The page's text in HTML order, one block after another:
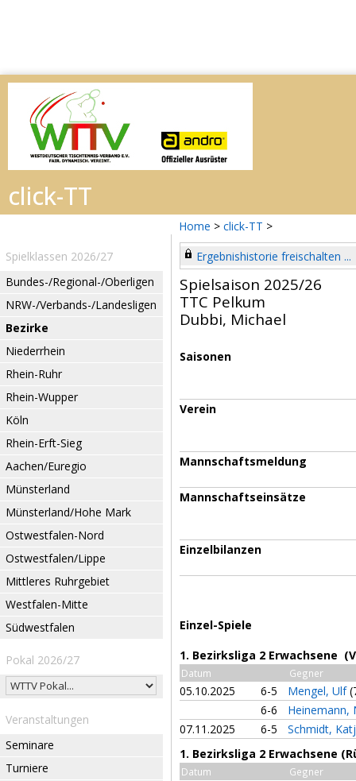
Home > click-TT >
Spielklassen 2026/27
Bundes-/Regional-/Oberligen
NRW-/Verbands-/Landesligen
Bezirke
Niederrhein
Rhein-Ruhr
Rhein-Wupper
Köln
Rhein-Erft-Sieg
Aachen/Euregio
Münsterland
Münsterland/Hohe Mark
Ostwestfalen-Nord
Ostwestfalen/Lippe
Mittleres Ruhrgebiet
Westfalen-Mitte
Südwestfalen
Pokal 2026/27
Veranstaltungen
Seminare
Turniere
Ergebnishistorie freischalten ...
Spielsaison 2025/26
TTC Pelkum
Dubbi, Michael
Saisonen
Verein
Mannschaftsmeldung
Mannschaftseinsätze
Einzelbilanzen
Einzel-Spiele
1. Bezirksliga 2 Erwachsene
Datum Gegner
05.10.2025 6-5 Mengel, Ulf
6-6
Heinemann,
07.11.2025
6-5
Schmidt,
1. Bezirksliga 2 Erwachsene
Datum Gegner